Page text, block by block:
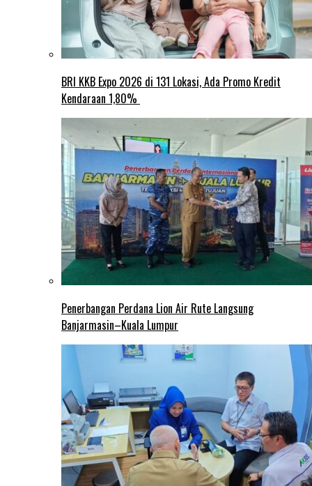
BRI KKB Expo 2026 di 131 Lokasi, Ada Promo Kredit
Kendaraan 1,80%
Penerbangan Perdana Lion Air Rute Langsung
Banjarmasin–Kuala Lumpur